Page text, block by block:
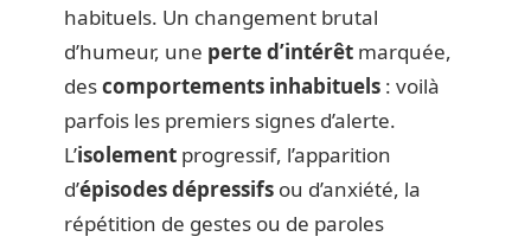
habituels. Un changement brutal
d’humeur, une perte d’intérêt marquée,
descomportements inhabituels : voilà
parfois les premiers signes d’alerte.
L’isolement progressif, l’apparition
d’épisodes dépressifs ou d’anxiété, la
répétition de gestes ou de paroles